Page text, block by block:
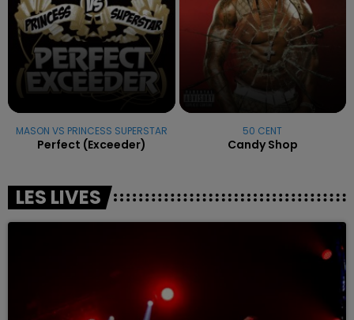
MASON VS PRINCESS SUPERSTAR
Perfect (exceeder)
50 CENT
Candy Shop
LES LIVES